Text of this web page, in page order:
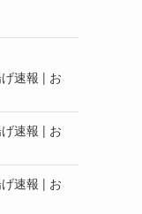
速報 | お
速報 | お
速報 | お